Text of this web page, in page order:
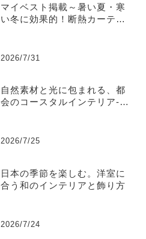
マイベスト掲載～暑い夏・寒
い冬に効果的！断熱カーテン
2026/7/31
自然素材と光に包まれる、都
会のコースタルインテリア-江
2026/7/25
日本の季節を楽しむ。洋室に
合う和のインテリアと飾り方
2026/7/24